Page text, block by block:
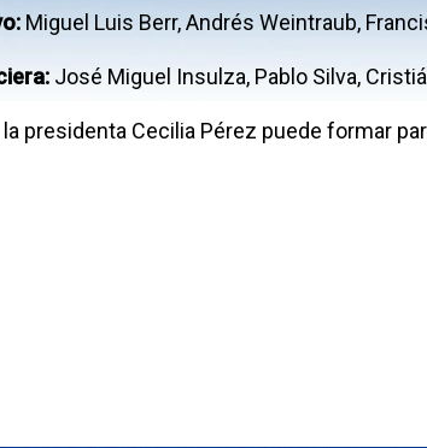
Miguel Luis Berr, Andrés Weintraub,
José Miguel Insulza, Pablo Silva,
presidenta Cecilia Pérez puede formar